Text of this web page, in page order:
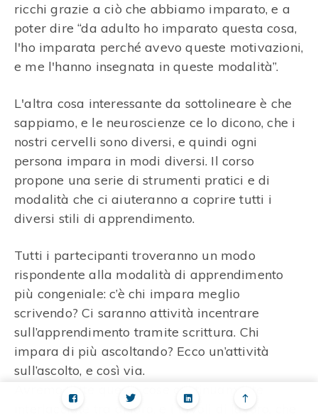
ricchi grazie a ciò che abbiamo imparato, e a
poter dire “da adulto ho imparato questa cosa,
l'ho imparata perché avevo queste motivazioni,
e me l'hanno insegnata in queste modalità”.
L'altra cosa interessante da sottolineare è che
sappiamo, e le neuroscienze ce lo dicono, che i
nostri cervelli sono diversi, e quindi ogni
persona impara in modi diversi. Il corso
propone una serie di strumenti pratici e di
modalità che ci aiuteranno a coprire tutti i
diversi stili di apprendimento.
Tutti i partecipanti troveranno un modo
rispondente alla modalità di apprendimento
più congeniale: c’è chi impara meglio
scrivendo? Ci saranno attività incentrare
sull’apprendimento tramite scrittura. Chi
impara di più ascoltando? Ecco un’attività
sull’ascolto, e così via.
Avremo tutte queste cose continuamente